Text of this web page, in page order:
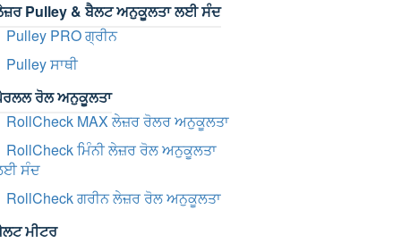
Pulley & ਬੈਲਟ ਅਨੁਕੂਲਤਾ ਲਈ ਸੰਦ
Pulley PRO ਗ੍ਰੀਨ
Pulley ਸਾਥੀ
ਰੋਲ ਅਨੁਕੂਲਤਾ
RollCheck MAX ਲੇਜ਼ਰ ਰੋਲਰ ਅਨੁਕੂਲਤਾ
RollCheck ਮਿੰਨੀ ਲੇਜ਼ਰ ਰੋਲ ਅਨੁਕੂਲਤਾ
ਸੰਦ
RollCheck ਗਰੀਨ ਲੇਜ਼ਰ ਰੋਲ ਅਨੁਕੂਲਤਾ
ਮੀਟਰ